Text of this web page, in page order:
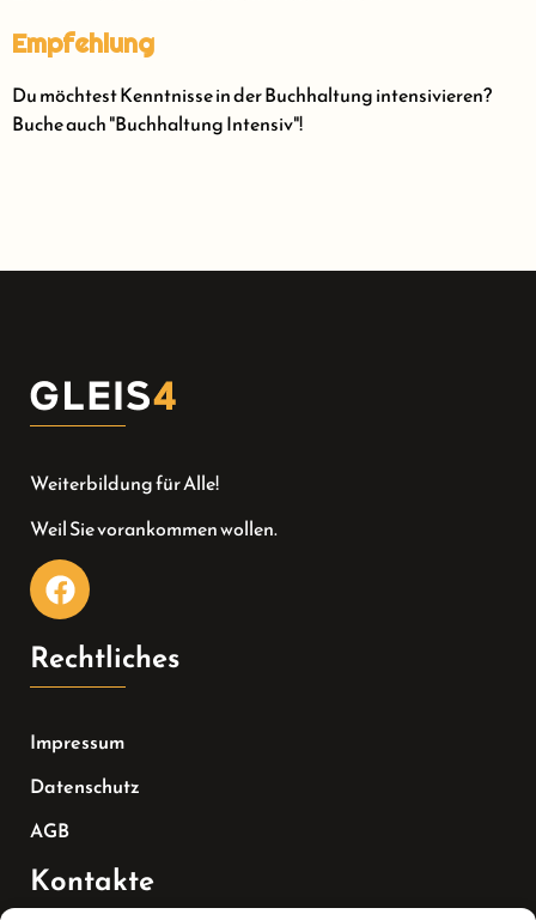
Empfehlung
Du möchtest Kenntnisse in der Buchhaltung intensivieren?
Buche auch "Buchhaltung Intensiv"!
Weiterbildung für Alle!
Weil Sie vorankommen wollen.
Rechtliches
Impressum
Datenschutz
AGB
Kontakte